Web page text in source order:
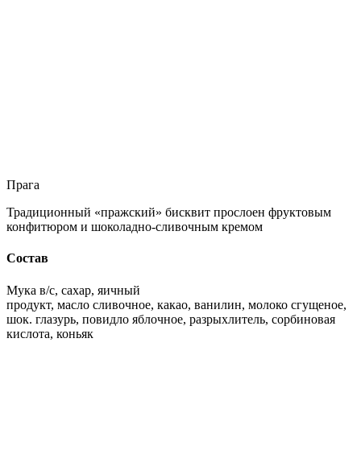
Прага
Традиционный «пражский» бисквит прослоен фруктовым
конфитюром и шоколадно-сливочным кремом
Состав
Мука в/с, сахар, яичный
продукт, масло сливочное, какао, ванилин, молоко сгущеное,
шок. глазурь, повидло яблочное, разрыхлитель, сорбиновая
кислота, коньяк